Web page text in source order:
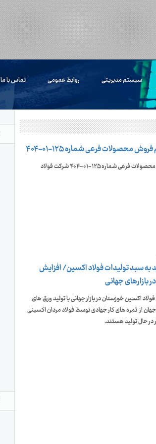
سیستم مدیریتی روابط عمومی تماس با ما
محصولات فرعی شماره ۱۲۵-۰۱-۴۰۴
اطلاعیه ارسال اسناد استعلام فروش محصولات فرعی شماره ۱۲۵-۰۱-۴۰۴ شرکت فولاد
سبد تولیدات فولاد اکسین/ افزایش
بازارهای جهانی
اکسین خوزستان در بازار جهانی با تولید ورق های
از سه قاره جهان از ثمره های کار جهادی توسط فولاد مردان اکسینی
در حال تولید هستند.